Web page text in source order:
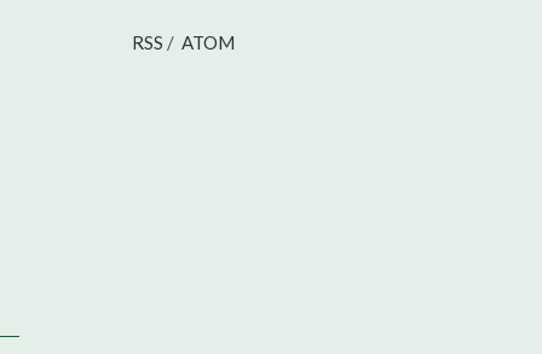
RSS / ATOM